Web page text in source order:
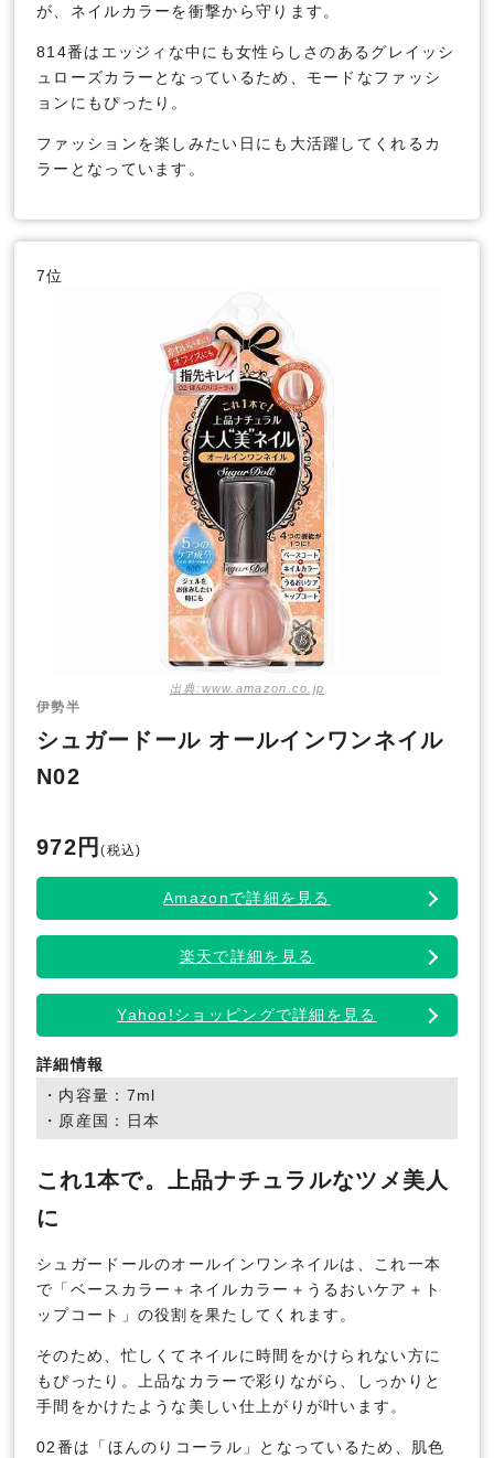
が、ネイルカラーを衝撃から守ります。
814番はエッジィな中にも女性らしさのあるグレイッシ
ュローズカラーとなっているため、モードなファッシ
ョンにもぴったり。
ファッションを楽しみたい日にも大活躍してくれるカ
ラーとなっています。
7位
出典:www.amazon.co.jp
伊勢半
シュガードール オールインワンネイル
N02
972円(税込)
Amazonで詳細を見る
楽天で詳細を見る
Yahoo!ショッピングで詳細を見る
詳細情報
・内容量：7ml
・原産国：日本
これ1本で。上品ナチュラルなツメ美人
に
シュガードールのオールインワンネイルは、これ一本
で「ベースカラー＋ネイルカラー＋うるおいケア＋ト
ップコート」の役割を果たしてくれます。
そのため、忙しくてネイルに時間をかけられない方に
もぴったり。上品なカラーで彩りながら、しっかりと
手間をかけたような美しい仕上がりが叶います。
02番は「ほんのりコーラル」となっているため、肌色